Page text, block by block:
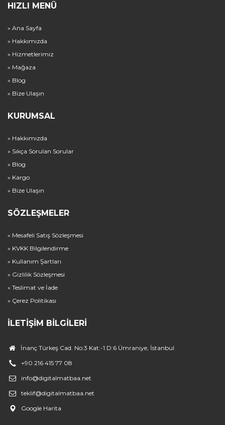
HIZLI MENÜ
» Ana Sayfa
» Hakkımızda
» Hizmetlerimiz
» Mağaza
» Blog
» Bize Ulaşın
KURUMSAL
» Hakkımızda
» Sıkça Sorulan Sorular
» Blog
» Kargo
» Bize Ulaşın
SÖZLEŞMELER
» Mesafeli Satış Sözleşmesi
» KVKK Bilgilendirme
» Kullanım Şartları
» Gizlilik Sözleşmesi
» Teslimat ve İade
» Çerez Politikası
İLETIŞIM BILGILERI
İnanç Türkeş Cad. No:3 Kat:-1 D:6 Ümraniye, İstanbul
+90 216 415 77 08
info@digitalmatbaa.net
teklif@digitalmatbaa.net
Google Harita